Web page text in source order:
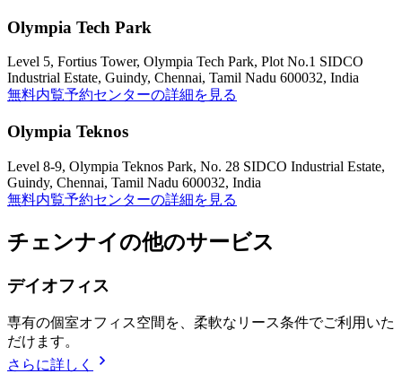
Olympia Tech Park
Level 5, Fortius Tower, Olympia Tech Park, Plot No.1 SIDCO
Industrial Estate, Guindy, Chennai, Tamil Nadu 600032, India
無料内覧予約センターの詳細を見る
Olympia Teknos
Level 8-9, Olympia Teknos Park, No. 28 SIDCO Industrial Estate,
Guindy, Chennai, Tamil Nadu 600032, India
無料内覧予約センターの詳細を見る
チェンナイの他のサービス
デイオフィス
専有の個室オフィス空間を、柔軟なリース条件でご利用いた
だけます。
さらに詳しく